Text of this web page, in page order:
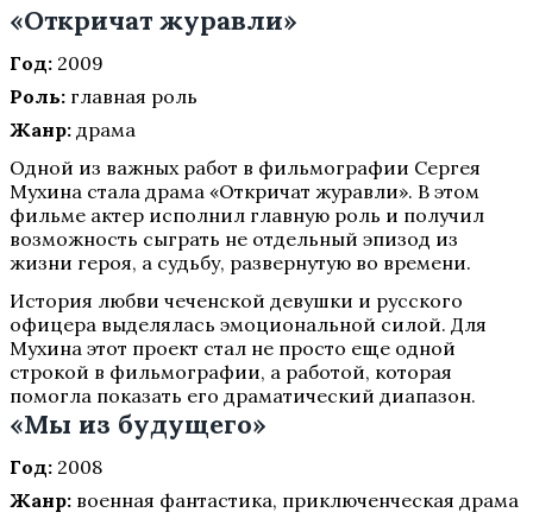
«Откричат журавли»
Год: 2009
Роль: главная роль
Жанр: драма
Одной из важных работ в фильмографии Сергея
Мухина стала драма «Откричат журавли». В этом
фильме актер исполнил главную роль и получил
возможность сыграть не отдельный эпизод из
жизни героя, а судьбу, развернутую во времени.
История любви чеченской девушки и русского
офицера выделялась эмоциональной силой. Для
Мухина этот проект стал не просто еще одной
строкой в фильмографии, а работой, которая
помогла показать его драматический диапазон.
«Мы из будущего»
Год: 2008
Жанр: военная фантастика, приключенческая драма